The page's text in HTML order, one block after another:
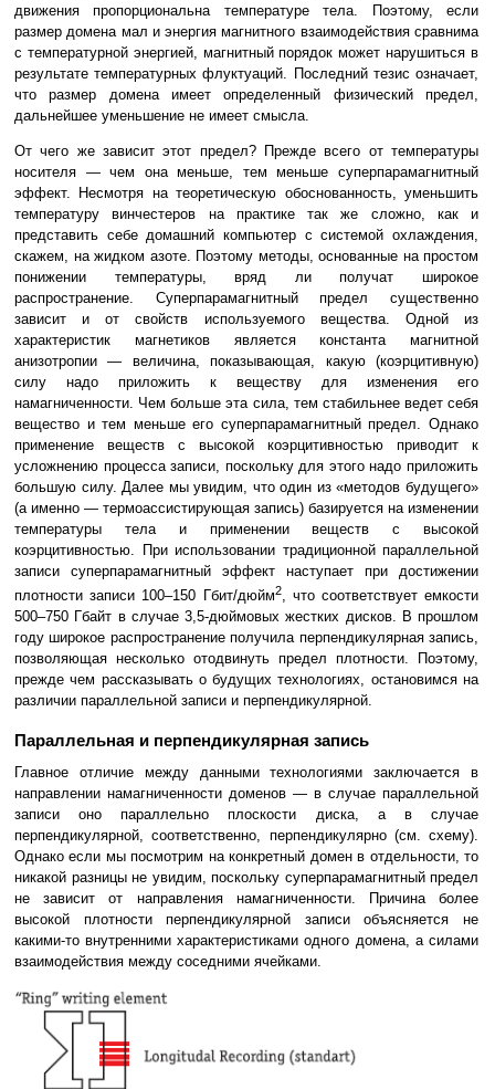
движения пропорциональна температуре тела. Поэтому, если
размер домена мал и энергия магнитного взаимодействия сравнима
с температурной энергией, магнитный порядок может нарушиться в
результате температурных флуктуаций. Последний тезис означает,
что размер домена имеет определенный физический предел,
дальнейшее уменьшение не имеет смысла.
От чего же зависит этот предел? Прежде всего от температуры
носителя — чем она меньше, тем меньше суперпарамагнитный
эффект. Несмотря на теоретическую обоснованность, уменьшить
температуру винчестеров на практике так же сложно, как и
представить себе домашний компьютер с системой охлаждения,
скажем, на жидком азоте. Поэтому методы, основанные на простом
понижении температуры, вряд ли получат широкое
распространение. Суперпарамагнитный предел существенно
зависит и от свойств используемого вещества. Одной из
характеристик магнетиков является константа магнитной
анизотропии — величина, показывающая, какую (коэрцитивную)
силу надо приложить к веществу для изменения его
намагниченности. Чем больше эта сила, тем стабильнее ведет себя
вещество и тем меньше его суперпарамагнитный предел. Однако
применение веществ с высокой коэрцитивностью приводит к
усложнению процесса записи, поскольку для этого надо приложить
большую силу. Далее мы увидим, что один из «методов будущего»
(а именно — термоассистирующая запись) базируется на изменении
температуры тела и применении веществ с высокой
коэрцитивностью. При использовании традиционной параллельной
записи суперпарамагнитный эффект наступает при достижении
плотности записи 100–150 Гбит/дюйм2, что соответствует емкости
500–750 Гбайт в случае 3,5-дюймовых жестких дисков. В прошлом
году широкое распространение получила перпендикулярная запись,
позволяющая несколько отодвинуть предел плотности. Поэтому,
прежде чем рассказывать о будущих технологиях, остановимся на
различии параллельной записи и перпендикулярной.
Параллельная и перпендикулярная запись
Главное отличие между данными технологиями заключается в
направлении намагниченности доменов — в случае параллельной
записи оно параллельно плоскости диска, а в случае
перпендикулярной, соответственно, перпендикулярно (см. схему).
Однако если мы посмотрим на конкретный домен в отдельности, то
никакой разницы не увидим, поскольку суперпарамагнитный предел
не зависит от направления намагниченности. Причина более
высокой плотности перпендикулярной записи объясняется не
какими-то внутренними характеристиками одного домена, а силами
взаимодействия между соседними ячейками.